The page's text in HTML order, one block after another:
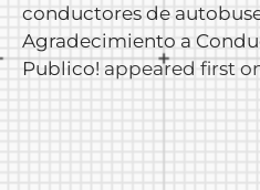
conductores de
Agradecimiento a
Publico! appeared first